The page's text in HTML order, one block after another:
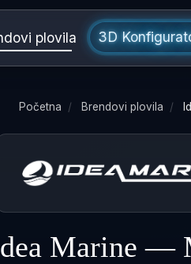
plovila 3D
Početna / Brendovi plovila /
Marine —